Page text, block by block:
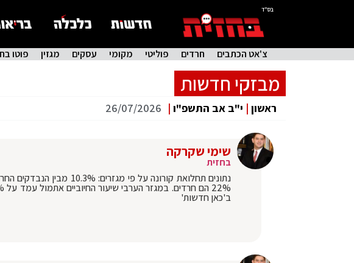
בס"ד
צ'אט הכתבים חרדים פוליטי מקומי עסקים מגזין פוטו
מבזקי חדשות
ראשון | י"ב אב התשפ"ו |
26/07/2026
שימי שקרקה
בחזית
‏נתונים תחלואת קורונה על
ב'כאן חדשות'